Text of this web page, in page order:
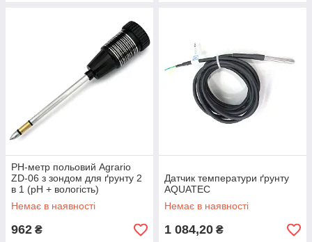
РН-метр польовий Agrario
ZD-06 з зондом для ґрунту 2
в 1 (рН + вологість)
Немає в наявності
962 ₴
Датчик температури ґрунту
AQUATEC
Немає в наявності
1 084,20 ₴